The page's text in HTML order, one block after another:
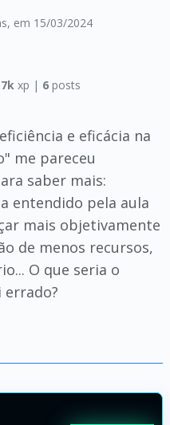
, em 15/03/2024
xp | 6posts
e eficácia na
me pareceu
saber mais:
entendido pela aula
mais objetivamente
de menos recursos,
O que seria o
errado?